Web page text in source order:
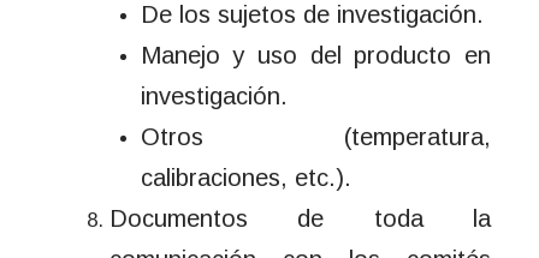
De los sujetos de investigación.
Manejo y uso del producto en
investigación.
Otros (temperatura,
calibraciones, etc.).
Documentos de toda la